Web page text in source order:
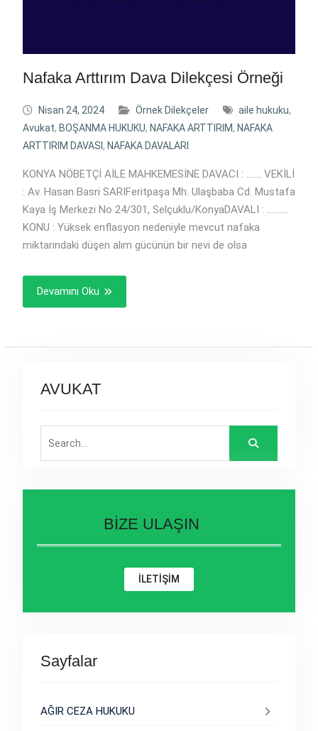
Nafaka Arttırım Dava Dilekçesi Örneği
Nisan 24, 2024 Örnek Dilekçeler aile hukuku,
Avukat, BOŞANMA HUKUKU, NAFAKA ARTTIRIM, NAFAKA
ARTTIRIM DAVASI , NAFAKA DAVALARI
KONYA NÖBETÇİ AİLE MAHKEMESİNE DAVACI : ……. VEKİLİ
: Av. Hasan Basri SARIFeritpaşa Mh. Ulaşbaba Cd. Mustafa
Kaya İş Merkezi No 24/301, Selçuklu/KonyaDAVALI : ……….
KONU : Yüksek enflasyon nedeniyle mevcut nafaka
miktarındaki düşen alım gücünün bir nevi de olsa
Devamını Oku
AVUKAT
for:
BİZE ULAŞIN
İLETİŞİM
Sayfalar
AĞIR CEZA HUKUKU